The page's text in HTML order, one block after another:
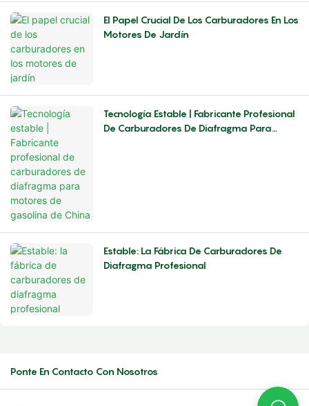
El Papel Crucial De Los Carburadores En Los
Motores De Jardín
Tecnología Estable | Fabricante Profesional
De Carburadores De Diafragma Para
Estable: La Fábrica De Carburadores De
Diafragma Profesional
Ponte En Contacto Con Nosotros